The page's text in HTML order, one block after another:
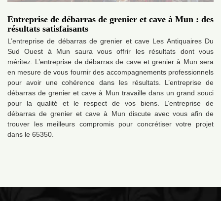
Entreprise de débarras de grenier et cave à Mun : des
résultats satisfaisants
L’entreprise de débarras de grenier et cave Les Antiquaires Du
Sud Ouest à Mun saura vous offrir les résultats dont vous
méritez. L’entreprise de débarras de cave et grenier à Mun sera
en mesure de vous fournir des accompagnements professionnels
pour avoir une cohérence dans les résultats. L’entreprise de
débarras de grenier et cave à Mun travaille dans un grand souci
pour la qualité et le respect de vos biens. L’entreprise de
débarras de grenier et cave à Mun discute avec vous afin de
trouver les meilleurs compromis pour concrétiser votre projet
dans le 65350.